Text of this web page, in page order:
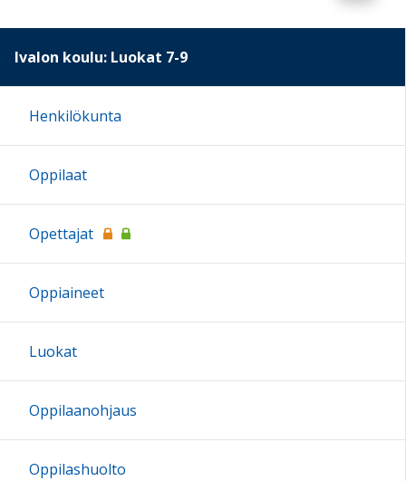
Ivalon koulu: Luokat 7-9
Henkilökunta
Oppilaat
Opettajat
Oppiaineet
Luokat
Oppilaanohjaus
Oppilashuolto